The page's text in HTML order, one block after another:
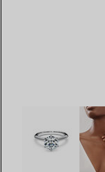
Der Tiffany®